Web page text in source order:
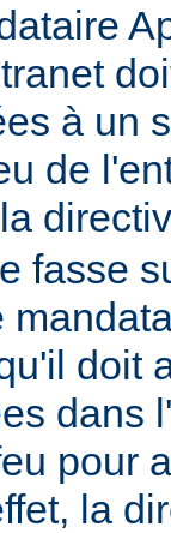
à un
de
fasse
doit
dans
pour
la